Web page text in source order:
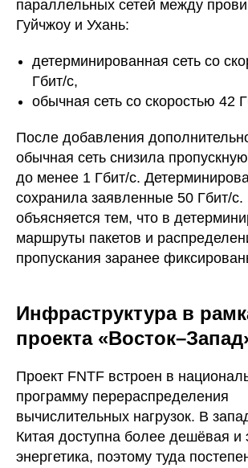
параллельных сетей между
Гуйчжоу и Ухань:
детерминированная сеть со
Гбит/с,
обычная сеть со скоростью 42
После добавления
обычная сеть снизила
до менее 1 Гбит/с.
сохранила заявленные 50 Гбит/с.
объясняется тем, что в
маршруты пакетов и
пропускания заранее
Инфраструктура в
проекта
Проект FNTF встроен в
программу перераспределения
вычислительных нагрузок. В
Китая доступна более дешёвая и
энергетика, поэтому туда